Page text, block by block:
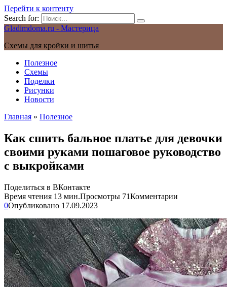
Перейти к контенту
Search for:
Gladimdoma.ru - Мастерица
Схемы для кройки и шитья
Полезное
Схемы
Поделки
Рисунки
Новости
Главная » Полезное
Как сшить бальное платье для девочки
своими руками пошаговое руководство
с выкройками
Поделиться в ВКонтакте
Время чтения 13 мин.Просмотры 71Комментарии
0Опубликовано 17.09.2023